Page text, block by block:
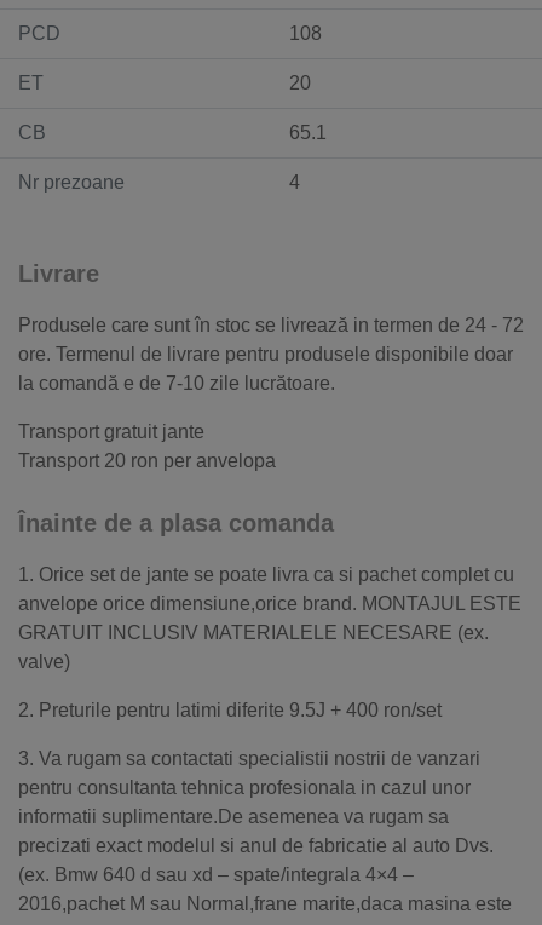
PCD 108
ET 20
CB 65.1
Nr prezoane 4
Livrare
Produsele care sunt în stoc se livrează in termen de 24 - 72
ore. Termenul de livrare pentru produsele disponibile doar
la comandă e de 7-10 zile lucrătoare.
Transport gratuit jante
Transport 20 ron per anvelopa
Înainte de a plasa comanda
1. Orice set de jante se poate livra ca si pachet complet cu
anvelope orice dimensiune,orice brand. MONTAJUL ESTE
GRATUIT INCLUSIV MATERIALELE NECESARE (ex.
valve)
2. Preturile pentru latimi diferite 9.5J + 400 ron/set
3. Va rugam sa contactati specialistii nostrii de vanzari
pentru consultanta tehnica profesionala in cazul unor
informatii suplimentare.De asemenea va rugam sa
precizati exact modelul si anul de fabricatie al auto Dvs.
(ex. Bmw 640 d sau xd – spate/integrala 4×4 –
2016,pachet M sau Normal,frane marite,daca masina este